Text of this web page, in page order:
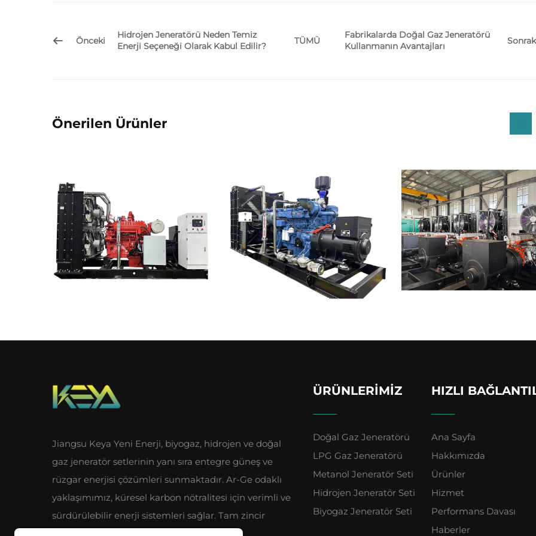
Önceki
Hidrojen Jeneratörü Neden Temiz
Enerji Seçeneği Olarak Kabul Edilir?
TÜMÜ
Fabrikalarda Doğal Gaz Jeneratörü
Kullanmanın Avantajları
Önerilen Ürünler
Jiangsu Keya Yeni Enerji, biyogaz, hidrojen ve doğal
gaz jeneratör setlerinin yanı sıra entegre güneş ve
rüzgar enerjisi çözümleri sunmaktadır. Ar-Ge odaklı
yaklaşımımız, küresel karbon nötralitesi için verimli ve
sürdürülebilir enerji sistemleri sağlar. Tam zincir
ÜRÜNLERIMIZ
Doğal Gaz Jeneratörü
LPG Gaz Jeneratörü
Metanol Jeneratör Seti
Hidrojen Jeneratör Seti
Biyogaz Jeneratör Seti
HIZLI
Ana Sayfa
Hakkımızda
Ürünler
Hizmet
Performans Davası
Haberler